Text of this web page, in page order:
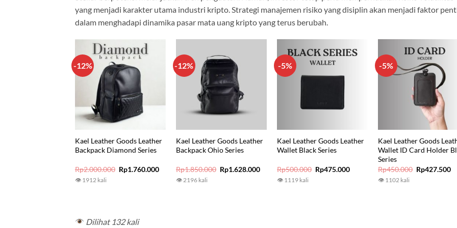
yang menjadi karakter utama industri kripto. Strategi manajemen risiko yang disiplin akan menjadi faktor
dalam menghadapi dinamika pasar mata uang kripto yang terus berubah.
-12%
Kael Leather Goods Leather
Backpack Diamond Series
Rp2.000.000 Original
price
Rp1.760.000Current
👁 1912 kali
-12%
Kael Leather Goods Leather
Backpack Ohio Series
Rp1.850.000 Original
price
Rp1.628.000Current
👁 2196 kali
-5%
Kael Leather Goods Leather
Wallet Black Series
Rp500.000 Original
price
Rp475.000Current
👁 1119 kali
-5%
Kael Leather Goods
Wallet ID Card Holder
Series
Rp450.000 Original
price
Rp427.500
👁 1102 kali
Dilihat 132 kali